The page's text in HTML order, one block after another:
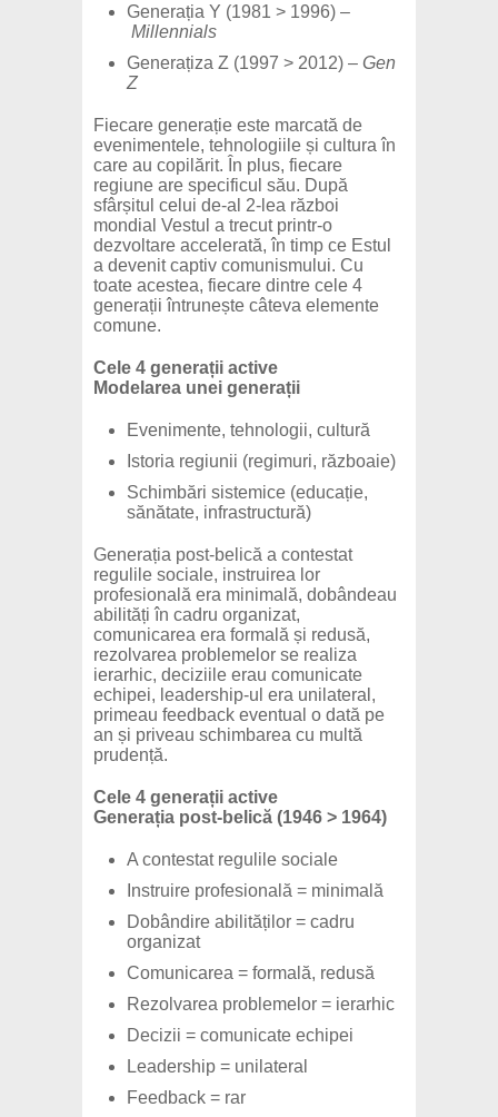
Generația Y (1981 > 1996) –
Millennials
Generațiza Z (1997 > 2012) – Gen
Z
Fiecare generație este marcată de
evenimentele, tehnologiile și cultura în
care au copilărit. În plus, fiecare
regiune are specificul său. După
sfârșitul celui de-al 2-lea război
mondial Vestul a trecut printr-o
dezvoltare accelerată, în timp ce Estul
a devenit captiv comunismului. Cu
toate acestea, fiecare dintre cele 4
generații întrunește câteva elemente
comune.
Cele 4 generații active
Modelarea unei generații
Evenimente, tehnologii, cultură
Istoria regiunii (regimuri, războaie)
Schimbări sistemice (educație,
sănătate, infrastructură)
Generația post-belică a contestat
regulile sociale, instruirea lor
profesională era minimală, dobândeau
abilități în cadru organizat,
comunicarea era formală și redusă,
rezolvarea problemelor se realiza
ierarhic, deciziile erau comunicate
echipei, leadership-ul era unilateral,
primeau feedback eventual o dată pe
an și priveau schimbarea cu multă
prudență.
Cele 4 generații active
Generația post-belică (1946 > 1964)
A contestat regulile sociale
Instruire profesională = minimală
Dobândire abilităților = cadru
organizat
Comunicarea = formală, redusă
Rezolvarea problemelor = ierarhic
Decizii = comunicate echipei
Leadership = unilateral
Feedback = rar